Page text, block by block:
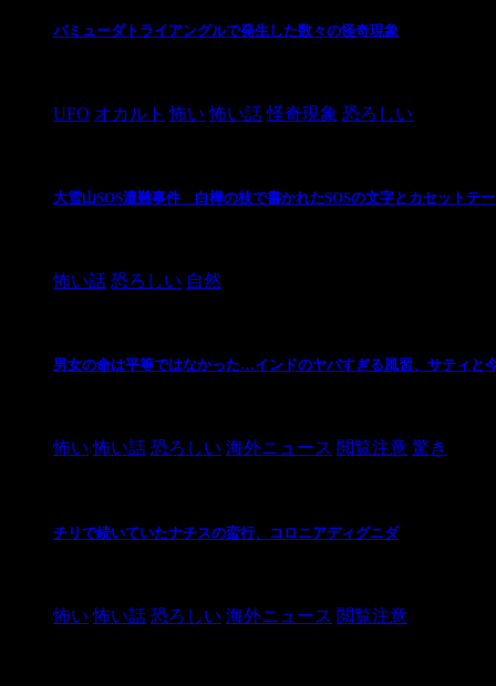
バミューダトライアングルで発生した数々の怪奇現象
UFO オカルト 怖い 怖い話 怪奇現象 恐ろしい
大雪山SOS遭難事件 白樺の枝で書かれたSOSの文字とカセットテ
怖い話 恐ろしい 自然
男女の命は平等ではなかった…インドのヤバすぎる風習、サティと
怖い 怖い話 恐ろしい 海外ニュース 閲覧注意 驚き
チリで続いていたナチスの蛮行、コロニアディグニダ
怖い 怖い話 恐ろしい 海外ニュース 閲覧注意